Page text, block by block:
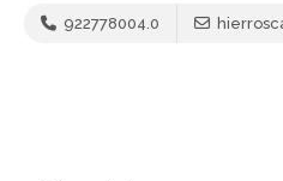
922778004.0